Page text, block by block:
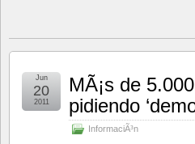
MÃ¡s de
pidiendo
InformaciÃ³n
Jun
20
2011